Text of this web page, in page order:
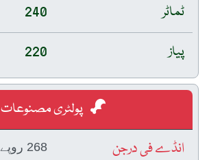
ٹماٹر
240
پیاز
220
پولٹری مصنوعات
انڈے فی درجن
268 روپے